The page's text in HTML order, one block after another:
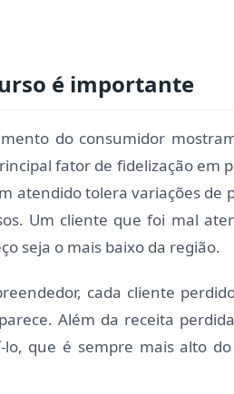
é importante
do consumidor
fator de fidelização em
atendido tolera variações
Um cliente que foi mal
seja o mais baixo da região.
cada cliente
Além da receita
lo, que é sempre mais alto